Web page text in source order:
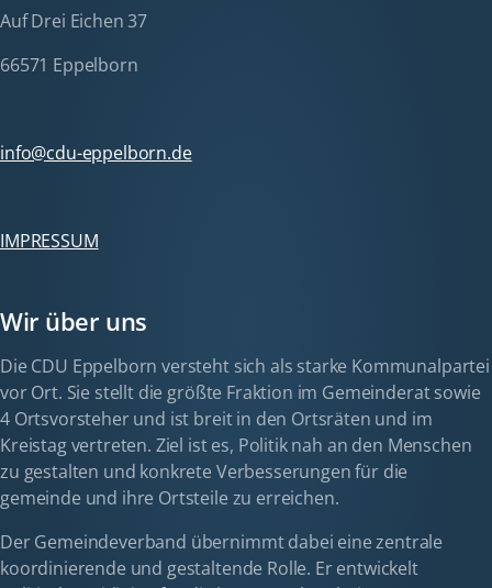
Auf Drei Eichen 37
66571 Eppelborn
info@cdu-eppelborn.de
IMPRESSUM
Wir über uns
Die CDU Eppelborn versteht sich als starke Kommunalpartei
vor Ort. Sie stellt die größte Fraktion im Gemeinderat sowie
4 Ortsvorsteher und ist breit in den Ortsräten und im
Kreistag vertreten. Ziel ist es, Politik nah an den Menschen
zu gestalten und konkrete Verbesserungen für die
gemeinde und ihre Ortsteile zu erreichen.
Der Gemeindeverband übernimmt dabei eine zentrale
koordinierende und gestaltende Rolle. Er entwickelt